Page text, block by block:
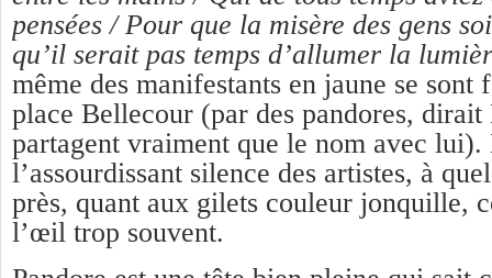
pensées / Pour que la misère des gens
qu’il serait pas temps d’allumer la
même des manifestants en jaune se sont
place Bellecour (par des pandores, dirait
partagent vraiment que le nom avec lui).
l’assourdissant silence des artistes, à
près, quant aux gilets couleur jonquille,
l’œil trop souvent.